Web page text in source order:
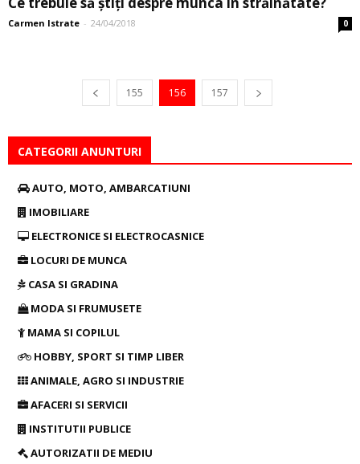
Carmen Istrate - 24/04/2018 0
155 156 157
CATEGORII ANUNTURI
AUTO, MOTO, AMBARCATIUNI
IMOBILIARE
ELECTRONICE SI ELECTROCASNICE
LOCURI DE MUNCA
CASA SI GRADINA
MODA SI FRUMUSETE
MAMA SI COPILUL
HOBBY, SPORT SI TIMP LIBER
ANIMALE, AGRO SI INDUSTRIE
AFACERI SI SERVICII
INSTITUTII PUBLICE
AUTORIZATII DE MEDIU